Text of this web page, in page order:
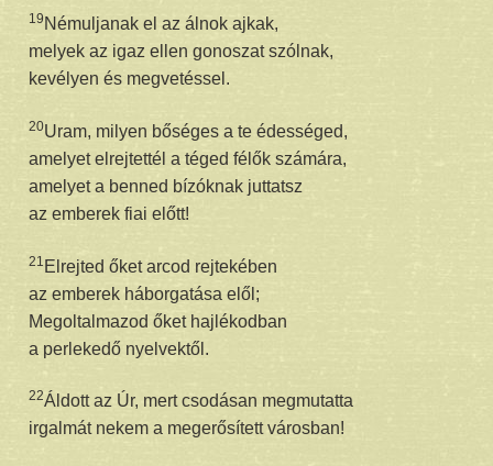
19 Némuljanak el az álnok ajkak,
melyek az igaz ellen gonoszat szólnak,
kevélyen és megvetéssel.
20Uram, milyen bőséges a te édességed,
amelyet elrejtettél a téged félők számára,
amelyet a benned bízóknak juttatsz
az emberek fiai előtt!
21 Elrejted őket arcod rejtekében
az emberek háborgatása elől;
Megoltalmazod őket hajlékodban
a perlekedő nyelvektől.
22Áldott az Úr, mert csodásan megmutatta
irgalmát nekem a megerősített városban!